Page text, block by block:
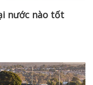
nước nào tốt